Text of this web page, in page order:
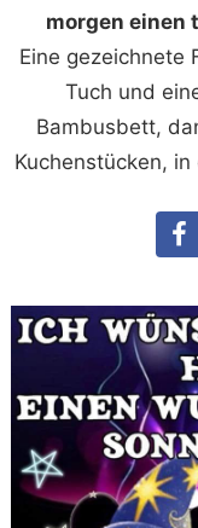
morgen einen
Eine gezeichnete
Tuch und
Bambusbett,
Kuchenstücken,